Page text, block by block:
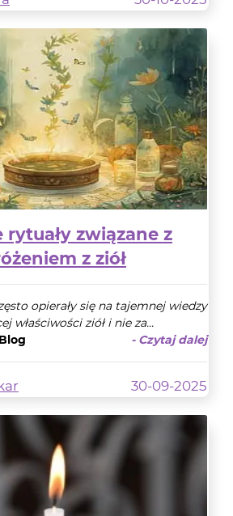
rytuały związane z
z ziół
opierały się na tajemnej wiedzy
właściwości ziół i nie za...
Blog
- Czytaj dalej
30-09-2025